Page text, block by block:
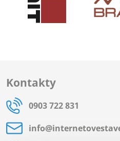
Kontakty
0903 722 831